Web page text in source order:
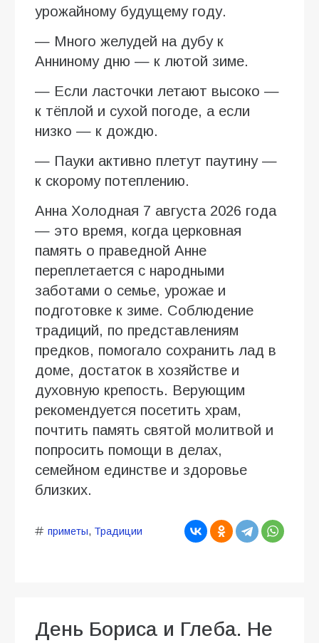
урожайному будущему году.
— Много желудей на дубу к
Анниному дню — к лютой зиме.
— Если ласточки летают высоко —
к тёплой и сухой погоде, а если
низко — к дождю.
— Пауки активно плетут паутину —
к скорому потеплению.
Анна Холодная 7 августа 2026 года
— это время, когда церковная
память о праведной Анне
переплетается с народными
заботами о семье, урожае и
подготовке к зиме. Соблюдение
традиций, по представлениям
предков, помогало сохранить лад в
доме, достаток в хозяйстве и
духовную крепость. Верующим
рекомендуется посетить храм,
почтить память святой молитвой и
попросить помощи в делах,
семейном единстве и здоровье
близких.
приметы, Традиции
День Бориса и Глеба. Не